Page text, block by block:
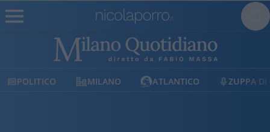
MILANO ATLANTICO ZUPPA DI PORRO